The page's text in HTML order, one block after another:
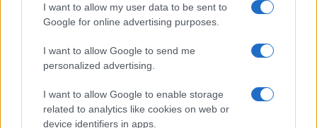
I want to allow my user data to be sent to
Google for online advertising purposes.
I want to allow Google to send me
personalized advertising.
I want to allow Google to enable storage
related to analytics like cookies on web or
device identifiers in apps.